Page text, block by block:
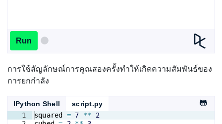
Run
การใช้สัญลักษณ์การคูณสองครั้งทำให้เกิดความสัมพันธ์ของ
การยกกำลัง
IPython Shell
script.py
1
squared = 7 **
2